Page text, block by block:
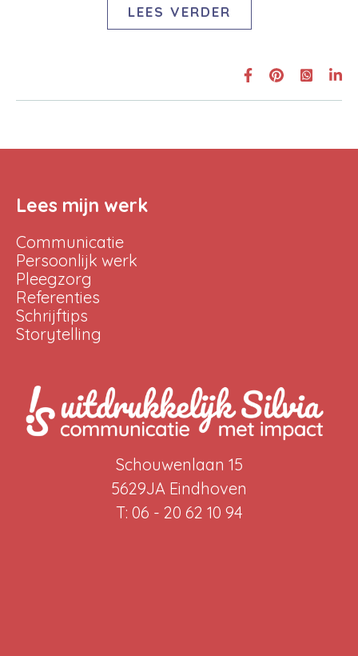
LEES VERDER
Lees mijn werk
Communicatie
Persoonlijk werk
Pleegzorg
Referenties
Schrijftips
Storytelling
Schouwenlaan 15
5629JA Eindhoven
T: 06 - 20 62 10 94